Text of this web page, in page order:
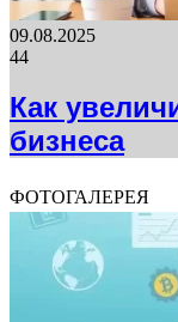
09.08.2025
44
Как
бизнеса
ФОТОГАЛЕРЕЯ